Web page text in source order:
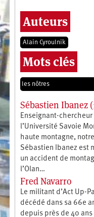
Auteurs
Alain Cyroulnik
Mots clés
les nôtres
Sébastien Ibanez
Enseignant-
l’Université Savoie
haute montagne,
Sébastien Ibanez est
un accident de
l’Olan…
Fred Navarro
Le militant d’Act Up-
décédé dans sa 66e
depuis près de 40